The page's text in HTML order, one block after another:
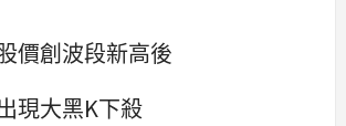
價創波段新高後
現大黑K下殺